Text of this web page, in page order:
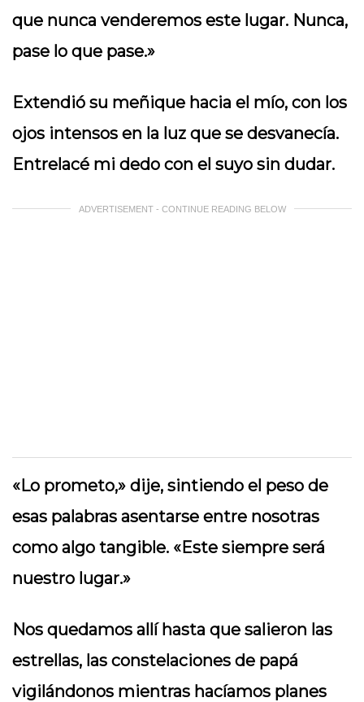
que nunca venderemos este lugar. Nunca,
pase lo que pase.»
Extendió su meñique hacia el mío, con los
ojos intensos en la luz que se desvanecía.
Entrelacé mi dedo con el suyo sin dudar.
ADVERTISEMENT - CONTINUE READING BELOW
«Lo prometo,» dije, sintiendo el peso de
esas palabras asentarse entre nosotras
como algo tangible. «Este siempre será
nuestro lugar.»
Nos quedamos allí hasta que salieron las
estrellas, las constelaciones de papá
vigilándonos mientras hacíamos planes